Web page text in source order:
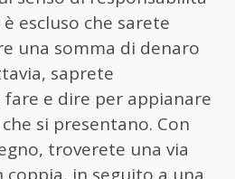
escluso che sarete
una somma di denaro
saprete
e dire per appianare
si presentano. Con
troverete una via